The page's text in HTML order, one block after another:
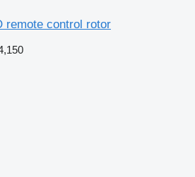
remote control rotor